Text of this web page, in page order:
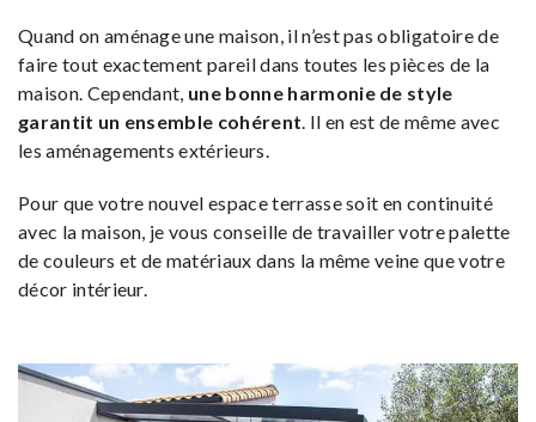
Quand on aménage une maison, il n’est pas obligatoire de
faire tout exactement pareil dans toutes les pièces de la
maison. Cependant, une bonne harmonie de style
garantit un ensemble cohérent. Il en est de même avec
les aménagements extérieurs.
Pour que votre nouvel espace terrasse soit en continuité
avec la maison, je vous conseille de travailler votre palette
de couleurs et de matériaux dans la même veine que votre
décor intérieur.